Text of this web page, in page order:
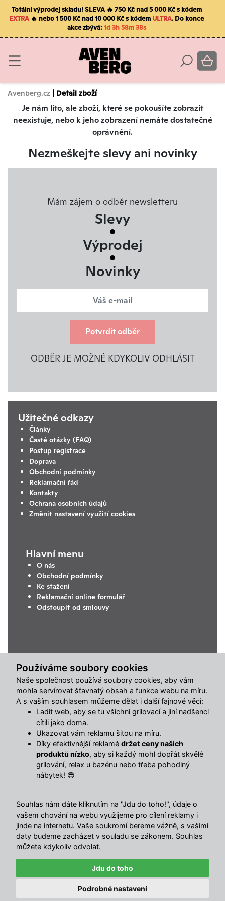
Používáme soubory cookies
Naše společnost používá soubory cookies, aby vám
mohla servírovat šťavnatý obsah a funkce webu na míru.
A s vaším souhlasem můžeme dělat i další fajnové věci:
Ladit web, aby se tu všichni grilovací a jiní nadšenci
cítili jako doma.
Ukazovat vám reklamu šitou na míru.
Díky efektivnější reklamě držet ceny našich
produktů nízko, aby si každý mohl dopřát skvělé
grilování, relax u bazénu nebo třeba pohodlný
nábytek! 😎
Souhlas nám dáte kliknutím na "Jdu do toho!", údaje o
vašem chování na webu využijeme pro cílení reklamy i
jinde na internetu. Vaše soukromí bereme vážně, s vašimi
daty budeme zacházet v souladu se zákonem. Souhlas
můžete kdykoliv odvolat.
Jdu do toho
Podrobné nastavení
Totální výprodej skladu! SLEVA 🔥 750 Kč nad 5 000 Kč s kódem
EXTRA 🔥 nebo 1 500 Kč nad 10 000 Kč s kódem ULTRA. Do konce
akce zbývá:1d 3h 58m 37s
Avenberg.cz | Detail zboží
Je nám líto, ale zboží, které se pokoušíte zobrazit
neexistuje, nebo k jeho zobrazení nemáte dostatečné
oprávnění.
Nezmeškejte slevy ani novinky
Mám zájem o odběr newsletteru
Slevy
Výprodej
Novinky
Potvrdit odběr
ODBĚR JE MOŽNÉ KDYKOLIV ODHLÁSIT
Užitečné odkazy
Články
Časté otázky (FAQ)
Postup registrace
Doprava
Obchodní podmínky
Reklamační řád
Kontakty
Ochrana osobních údajů
Změnit nastavení využití cookies
Hlavní menu
O nás
Obchodní podmínky
Ke stažení
Reklamační online formulář
Odstoupit od smlouvy
4.5/ 5
názory
© Avenberg.cz | Všechna
</MajorShop>
🔥 TOTÁLNÍ VÝPRODEJ SKLADU 🔥
Nabídka končí za:
01
DNY
03
HOD
58
MIN
Sleva 750 Kč nad 5 000 Kč
nebo 1 500 Kč nad 10 000 Kč